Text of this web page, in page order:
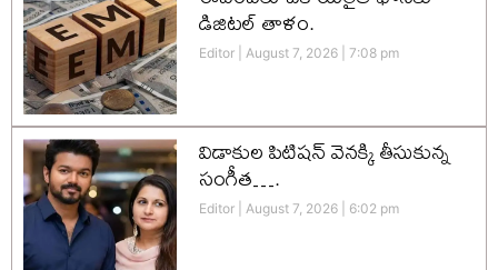
డిజిటల్ తాళం.
Editor August 7, 2026 7:08 pm
విడాకుల పిటిషన్ వెనక్కి తీసుకున్న
సంగీత….
Editor August 7, 2026 6:02 pm